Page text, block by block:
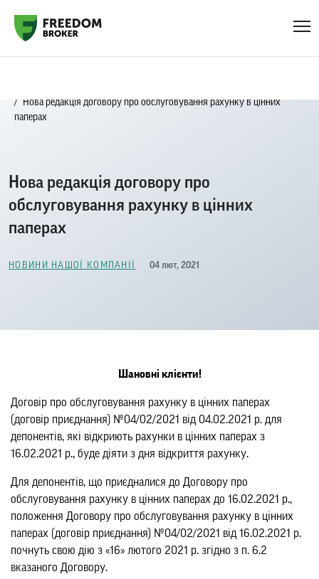
Нова редакція договору про обслуговування рахунку в цінних
паперах
Нова редакція договору про
обслуговування рахунку в цінних
паперах
НОВИНИ НАШОЇ КОМПАНІЇ 04 лют, 2021
Шановні клієнти!
Договір про обслуговування рахунку в цінних паперах
(договір приєднання) №04/02/2021 від 04.02.2021 р. для
депонентів, які відкриють рахунки в цінних паперах з
16.02.2021 р., буде діяти з дня відкриття рахунку.
Для депонентів, що приєдналися до Договору про
обслуговування рахунку в цінних паперах до 16.02.2021 р.,
положення Договору про обслуговування рахунку в цінних
паперах (договір приєднання) №04/02/2021 від 16.02.2021 р.
почнуть свою дію з «16» лютого 2021 р. згідно з п. 6.2
вказаного Договору.